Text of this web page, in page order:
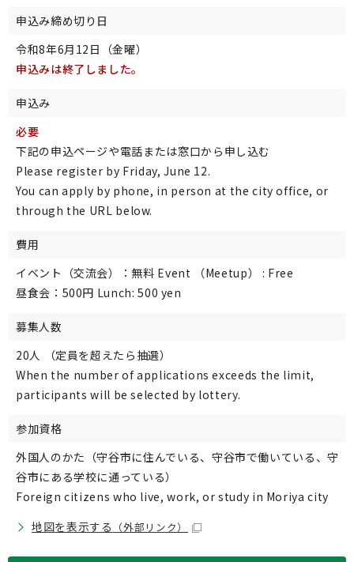
申込み締め切り日
令和8年6月12日（金曜）
申込みは終了しました。
申込み
必要
下記の申込ページや電話または窓口から申し込む
Please register by Friday, June 12.
You can apply by phone, in person at the city office, or
through the URL below.
費用
イベント（交流会）：無料 Event （Meetup） : Free
昼食会：500円 Lunch: 500 yen
募集人数
20人 （定員を超えたら抽選）
When the number of applications exceeds the limit,
participants will be selected by lottery.
参加資格
外国人のかた（守谷市に住んでいる、守谷市で働いている、守
谷市にある学校に通っている）
Foreign citizens who live, work, or study in Moriya city
地図を表示する （外部リンク）